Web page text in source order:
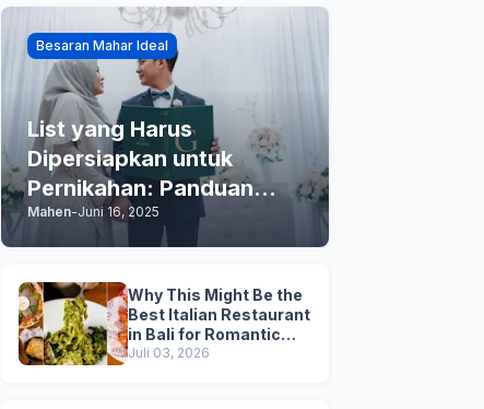
Besaran Mahar Ideal
List yang Harus
Dipersiapkan untuk
Pernikahan: Panduan
Praktis Anda
Mahen-Juni 16, 2025
Why This Might Be the
Best Italian Restaurant
in Bali for Romantic
Dinner, Family Dinner,
Juli 03, 2026